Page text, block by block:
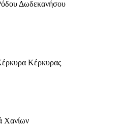
Δωδεκανήσου
Κέρκυρας
Χανίων